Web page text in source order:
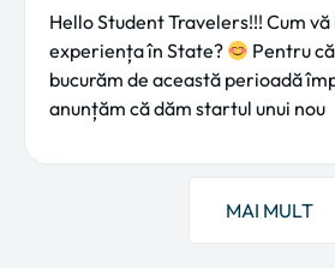
Hello Student Travelers!!! Cum
experiența în State?
Pentru
bucurăm de această perioadă
anunțăm că dăm startul unui nou
MAI MULT